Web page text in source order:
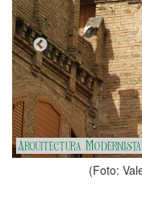
Pons Toujouse, 2018)